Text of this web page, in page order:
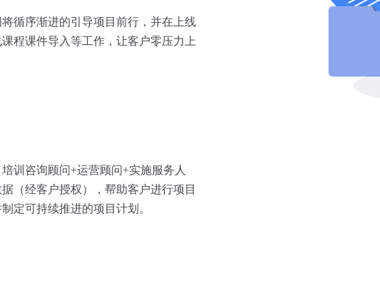
循序渐进的引导项目前行，并在上线
程课件导入等工作，让客户零压力上
训咨询顾问+运营顾问+实施服务人
（经客户授权），帮助客户进行项目
定可持续推进的项目计划。